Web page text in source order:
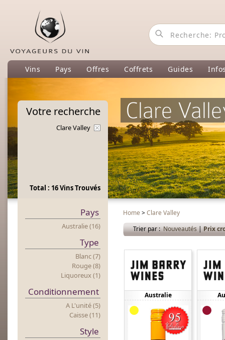
Vins Pays Offres Coffrets Guides
Votre recherche
Clare Valley
Total : 16 Vins Trouvés
Pays
Australie (16)
Type
Blanc (7)
Rouge (8)
Liquoreux (1)
Conditionnement
A L'unité (5)
Caisse (11)
Style
Clare
Home >Clare Valley
Trier par :Nouveautés|Prix
Australie